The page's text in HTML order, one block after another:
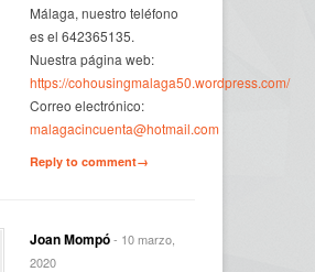
Málaga, nuestro teléfono
es el 642365135.
Nuestra página web:
https://cohousingmalaga50.wordpress.com/
Correo electrónico:
malagacincuenta@hotmail.com
Reply to comment→
Joan Mompó- 10 marzo,
2020